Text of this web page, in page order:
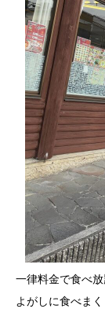
一律料金で食べ
よがしに食べま